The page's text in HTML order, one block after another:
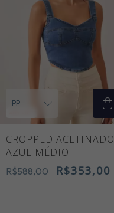
CROPPED ACETINADO
AZUL MÉDIO
R$588,00 R$353,00